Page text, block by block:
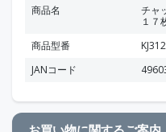
商品名
チャ
１７
商品型番
JANコード